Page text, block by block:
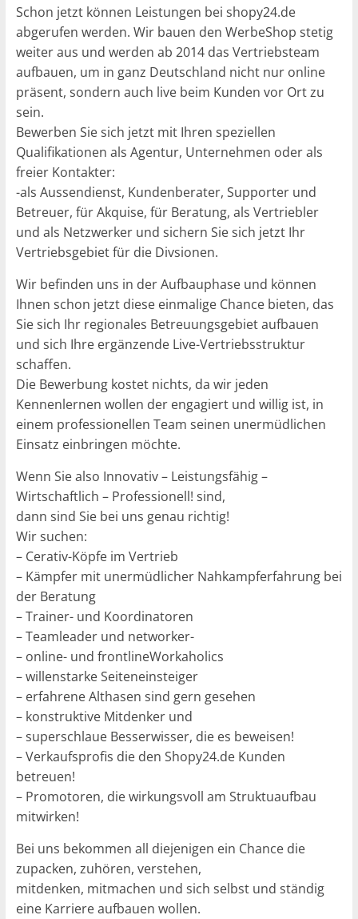
Schon jetzt können Leistungen bei shopy24.de
abgerufen werden. Wir bauen den WerbeShop stetig
weiter aus und werden ab 2014 das Vertriebsteam
aufbauen, um in ganz Deutschland nicht nur online
präsent, sondern auch live beim Kunden vor Ort zu
sein.
Bewerben Sie sich jetzt mit Ihren speziellen
Qualifikationen als Agentur, Unternehmen oder als
freier Kontakter:
-als Aussendienst, Kundenberater, Supporter und
Betreuer, für Akquise, für Beratung, als Vertriebler
und als Netzwerker und sichern Sie sich jetzt Ihr
Vertriebsgebiet für die Divsionen.
Wir befinden uns in der Aufbauphase und können
Ihnen schon jetzt diese einmalige Chance bieten, das
Sie sich Ihr regionales Betreuungsgebiet aufbauen
und sich Ihre ergänzende Live-Vertriebsstruktur
schaffen.
Die Bewerbung kostet nichts, da wir jeden
Kennenlernen wollen der engagiert und willig ist, in
einem professionellen Team seinen unermüdlichen
Einsatz einbringen möchte.
Wenn Sie also Innovativ – Leistungsfähig –
Wirtschaftlich – Professionell! sind,
dann sind Sie bei uns genau richtig!
Wir suchen:
– Cerativ-Köpfe im Vertrieb
– Kämpfer mit unermüdlicher Nahkampferfahrung bei
der Beratung
– Trainer- und Koordinatoren
– Teamleader und networker-
– online- und frontlineWorkaholics
– willenstarke Seiteneinsteiger
– erfahrene Althasen sind gern gesehen
– konstruktive Mitdenker und
– superschlaue Besserwisser, die es beweisen!
– Verkaufsprofis die den Shopy24.de Kunden
betreuen!
– Promotoren, die wirkungsvoll am Struktuaufbau
mitwirken!
Bei uns bekommen all diejenigen ein Chance die
zupacken, zuhören, verstehen,
mitdenken, mitmachen und sich selbst und ständig
eine Karriere aufbauen wollen.